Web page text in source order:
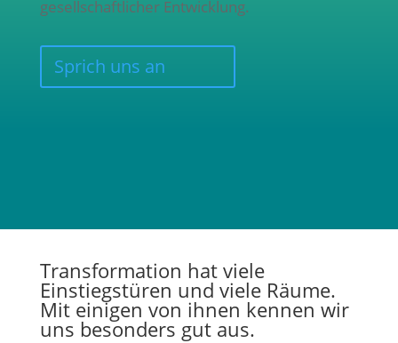
gesellschaftlicher Entwicklung.
Sprich uns an
Transformation hat viele
Einstiegstüren und viele Räume.
Mit einigen von ihnen kennen wir
uns besonders gut aus.